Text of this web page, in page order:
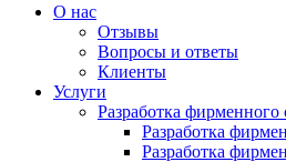
О нас
Отзывы
Вопросы и ответы
Клиенты
Услуги
Разработка фирменного
Разработка
Разработка